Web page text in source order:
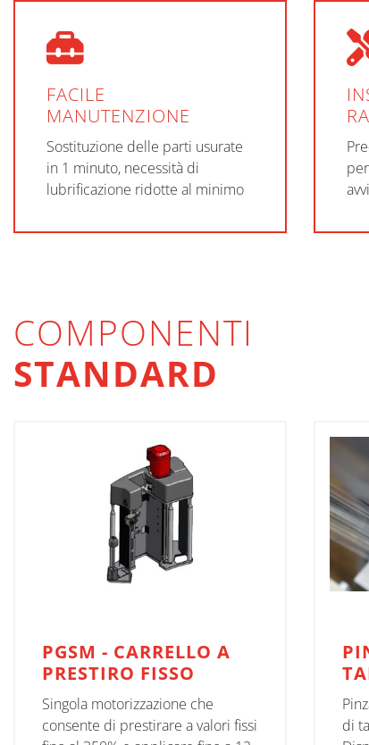
FACILE
MANUTENZIONE
Sostituzione delle parti usurate
in 1 minuto, necessità di
lubrificazione ridotte al minimo
COMPONENTI
STANDARD
PGSM - CARRELLO A
PRESTIRO FISSO
Singola motorizzazione che
consente di prestirare a valori fissi
di